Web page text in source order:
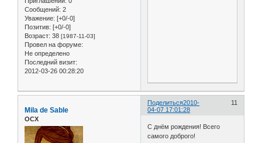
Сообщений: 2
Уважение: [+0/-0]
Позитив: [+0/-0]
Возраст: 38 [1987-11-03]
Провел на форуме:
Не определено
Последний визит:
2012-03-26 00:28:20
Поделиться 11
2010-
04-07 17:01:28
Mila de Sable
ОСХ
С днём рождения! Всего
самого доброго!